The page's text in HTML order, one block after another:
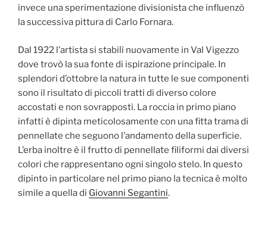
invece una sperimentazione divisionista che influenzò
la successiva pittura di Carlo Fornara.
Dal 1922 l’artista si stabilì nuovamente in Val Vigezzo
dove trovò la sua fonte di ispirazione principale. In
splendori d’ottobre la natura in tutte le sue componenti
sono il risultato di piccoli tratti di diverso colore
accostati e non sovrapposti. La roccia in primo piano
infatti è dipinta meticolosamente con una fitta trama di
pennellate che seguono l’andamento della superficie.
L’erba inoltre è il frutto di pennellate filiformi dai diversi
colori che rappresentano ogni singolo stelo. In questo
dipinto in particolare nel primo piano la tecnica è molto
simile a quella di Giovanni Segantini.